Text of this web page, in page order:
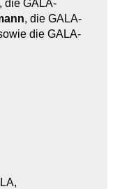
, die GALA-
, die GALA-
die GALA-